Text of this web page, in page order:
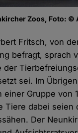
Zoos, Foto: ©
Fritsch, von
befragt, sprach
der
sei. Im
einer Gruppe von
Tiere dabei seien
Der